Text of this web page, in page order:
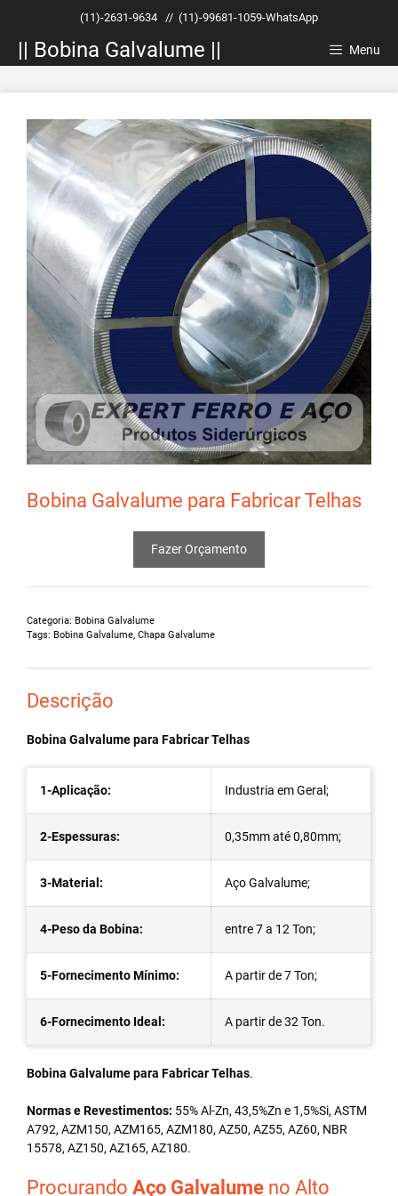
conteúdo
(11)-2631-9634 // (11)-99681-1059-WhatsApp
|| Bobina Galvalume || Menu
Bobina Galvalume para Fabricar Telhas
Fazer Orçamento
Categoria: Bobina Galvalume
Tags: Bobina Galvalume, Chapa Galvalume
Descrição
Bobina Galvalume para Fabricar Telhas
1-Aplicação: Industria em Geral;
2-Espessuras: 0,35mm até 0,80mm;
3-Material: Aço Galvalume;
4-Peso da Bobina: entre 7 a 12 Ton;
5-Fornecimento Mínimo: A partir de 7 Ton;
6-Fornecimento Ideal: A partir de 32 Ton.
Bobina Galvalume para Fabricar Telhas.
Normas e Revestimentos: 55% Al-Zn, 43,5%Zn e 1,5%Si, ASTM
A792, AZM150, AZM165, AZM180, AZ50, AZ55, AZ60, NBR
15578, AZ150, AZ165, AZ180.
Procurando Aço Galvalume no Alto